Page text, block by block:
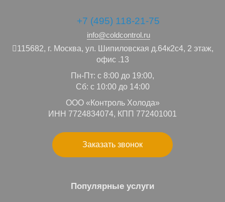
+7 (495) 118-21-75
info@coldcontrol.ru
115682, г. Москва, ул. Шипиловская д.64к2с4, 2 этаж,
офис .13
Пн-Пт: с 8:00 до 19:00,
Сб: с 10:00 до 14:00
ООО «Контроль Холода»
ИНН 7724834074, КПП 772401001
Заказать звонок
Популярные услуги